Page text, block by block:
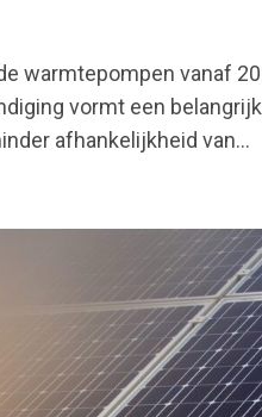
warmtepompen vanaf
vormt een
afhankelijkheid van...